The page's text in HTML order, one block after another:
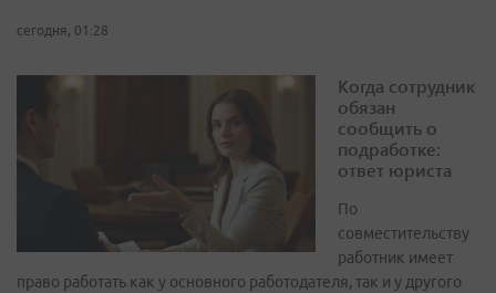
сегодня, 01:28
Когда сотрудник
обязан
сообщить о
подработке:
ответ юриста
По
совместительству
работник имеет
право работать как у основного работодателя, так и у другого